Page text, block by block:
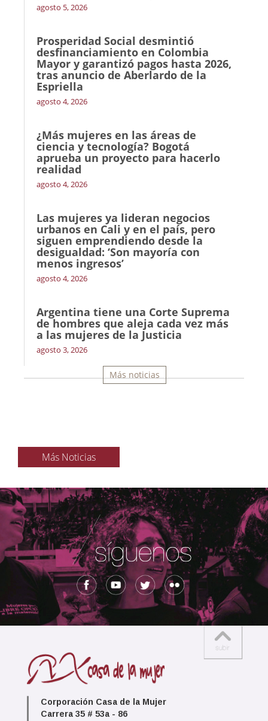
agosto 5, 2026
Prosperidad Social desmintió
desfinanciamiento en Colombia
Mayor y garantizó pagos hasta 2026,
tras anuncio de Aberlardo de la
Espriella
agosto 4, 2026
¿Más mujeres en las áreas de
ciencia y tecnología? Bogotá
aprueba un proyecto para hacerlo
realidad
agosto 4, 2026
Las mujeres ya lideran negocios
urbanos en Cali y en el país, pero
siguen emprendiendo desde la
desigualdad: ‘Son mayoría con
menos ingresos’
agosto 4, 2026
Argentina tiene una Corte Suprema
de hombres que aleja cada vez más
a las mujeres de la Justicia
agosto 3, 2026
Más noticias
Más Noticias
Corporación Casa de la Mujer
Carrera 35 # 53a - 86